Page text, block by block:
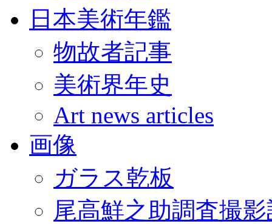
日本美術年鑑
物故者記事
美術界年史
Art news articles
画像
ガラス乾板
尾高鮮之助調査撮